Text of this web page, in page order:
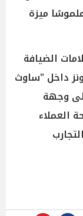
ميزة
الضيافة
داخل "ساوث
وجهة
العملاء